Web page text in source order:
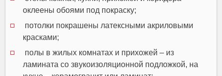
оклеены обоями под покраску;
потолки покрашены латексными акриловыми
красками;
полы в жилых комнатах и прихожей – из
ламината со звукоизоляционной подложкой, на